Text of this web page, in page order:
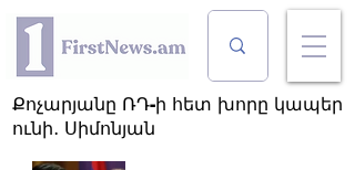
Քոչարյանը ՌԴ-ի հետ խորը կապեր
ունի․ Սիմոնյան